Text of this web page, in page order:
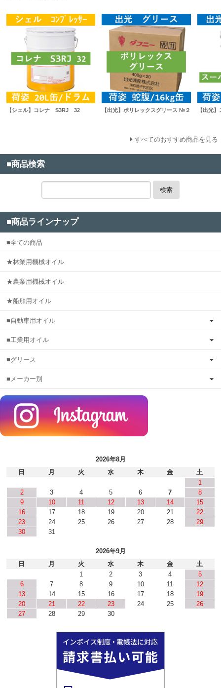
【シェル】コレナ S3RJ 32 【出光】ポリレックスグリース №２ 【出光
すべてのおすすめ商品を見る
■商品検索
検索
■商品ラインナップ
■全ての商品
★林業用機械オイル
★農業用機械オイル
★船舶用オイル
■自動車用オイル
■工業用オイル
■グリース
■メーカー別
2026年8月
日
月 火 水 木 金
土
1
2
3 4 5 6 7
8
9
10 11 12 13 14
15
16
17 18 19 20 21
22
23
24 25 26 27 28
29
30
31
2026年9月
日
月 火 水 木 金
土
1
2 3 4
5
6
7 8 9 10 11
12
13
14 15 16 17 18
19
20
21 22 23 24 25
26
27
28 29 30